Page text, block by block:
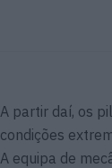
A partir daí, os
condições
A equipa de